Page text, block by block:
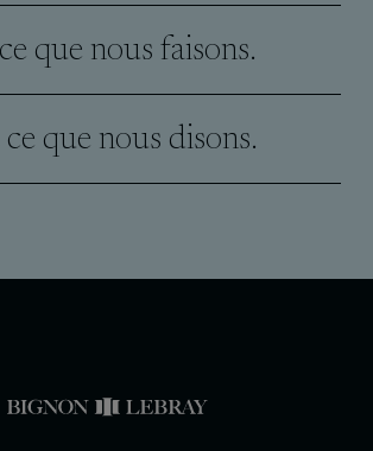
que nous faisons.
ce que nous disons.